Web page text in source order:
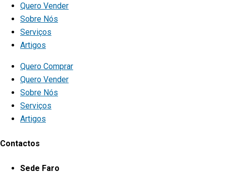
Quero Vender
Sobre Nós
Serviços
Artigos
Quero Comprar
Quero Vender
Sobre Nós
Serviços
Artigos
Contactos
Sede Faro